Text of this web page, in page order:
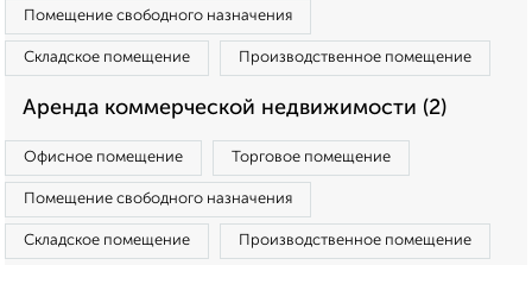
Помещение свободного назначения
Складское помещение Производственное помещение
Аренда коммерческой недвижимости (2)
Офисное помещение Торговое помещение
Помещение свободного назначения
Складское помещение Производственное помещение